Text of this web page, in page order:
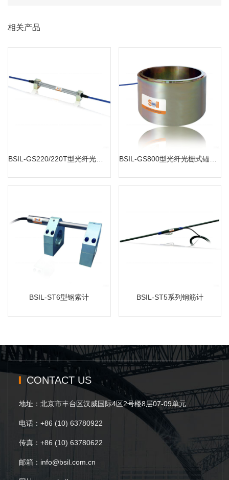
相关产品
BSIL-GS220/220T型光纤光栅埋入式应变计
BSIL-GS800型光纤光栅式锚索计
BSIL-GS800型光纤光栅式锚索计
MORE
BSIL-ST6型钢索计
BSIL-ST6型钢索计
BSIL-ST5系列钢筋计
BSIL-ST5系列钢筋计
CONTACT US
地址：北京市丰台区汉威国际4区2号楼8层07-09单元
电话：+86 (10) 63780922
传真：+86 (10) 63780622
邮箱：info@bsil.com.cn